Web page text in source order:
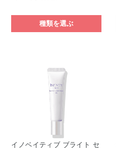
種類を選ぶ
イノベイティブ ブライト セ